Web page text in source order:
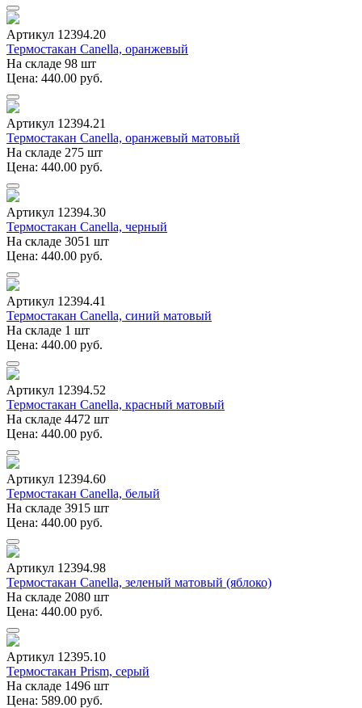
Артикул 12394.20
Термостакан Canella, оранжевый
На складе 98 шт
Цена: 440.00 руб.
Артикул 12394.21
Термостакан Canella, оранжевый матовый
На складе 275 шт
Цена: 440.00 руб.
Артикул 12394.30
Термостакан Canella, черный
На складе 3051 шт
Цена: 440.00 руб.
Артикул 12394.41
Термостакан Canella, синий матовый
На складе 1 шт
Цена: 440.00 руб.
Артикул 12394.52
Термостакан Canella, красный матовый
На складе 4472 шт
Цена: 440.00 руб.
Артикул 12394.60
Термостакан Canella, белый
На складе 3915 шт
Цена: 440.00 руб.
Артикул 12394.98
Термостакан Canella, зеленый матовый (яблоко)
На складе 2080 шт
Цена: 440.00 руб.
Артикул 12395.10
Термостакан Prism, серый
На складе 1496 шт
Цена: 589.00 руб.